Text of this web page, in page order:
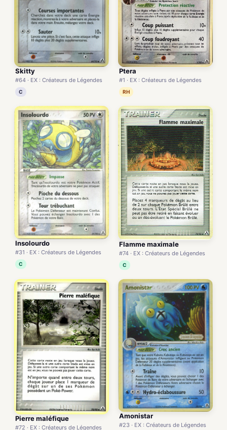
Skitty
#64 · EX : Créateurs de Légendes
C
Ptera
#1 · EX : Créateurs de Légendes
RH
Insolourdo
#31 · EX : Créateurs de Légendes
C
Flamme maximale
#74 · EX : Créateurs de Légendes
C
Pierre maléfique
#72 · EX : Créateurs de Légendes
Amonistar
#23 · EX : Créateurs de Légendes